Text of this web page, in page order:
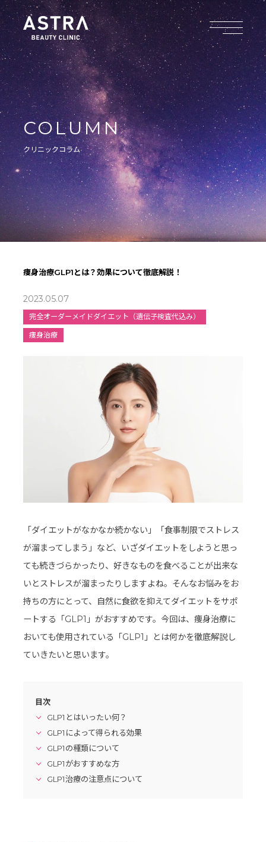
COLUMN
クリニックコラム
痩身治療GLP1とは？効果について徹底解説！
2023.05.07
完全オーダーメイドダイエット（遺伝子検査代込み）
痩身治療
「ダイエットがなかなか続かない」「食事制限でストレス
が溜まってしまう」など、いざダイエットをしようと思っ
ても続きづらかったり、好きなものを食べることが出来な
いとストレスが溜まったりしますよね。そんなお悩みをお
持ちの方にとって、自然に食欲を抑えてダイエットをサポ
ートする「GLP1」がおすすめです。今回は、痩身治療に
おいても使用されている「GLP1」とは何かを徹底解説し
ていきたいと思います。
目次
GLP1とはいったい何？
GLP1によって得られる効果
GLP1の種類について
GLP1がおすすめな方
GLP1治療の注意点について